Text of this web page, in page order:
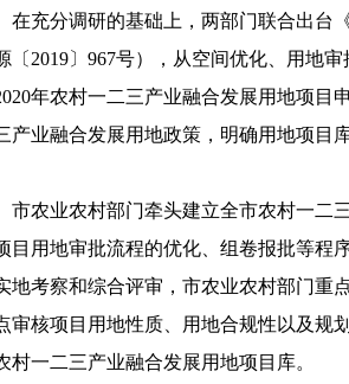
在充分调研的基础上，两部门联合出台
〔 2019〕 967号），从空间优化、用地
年农村一二三产业融合发展用地项目
产业融合发展用地政策，明确用地项目
市农业农村部门牵头建立全市农村一二
目用地审批流程的优化、组卷报批等程序
考察和综合评审，市农业农村部门重
审核项目用地性质、用地合规性以及规
一二三产业融合发展用地项目库。